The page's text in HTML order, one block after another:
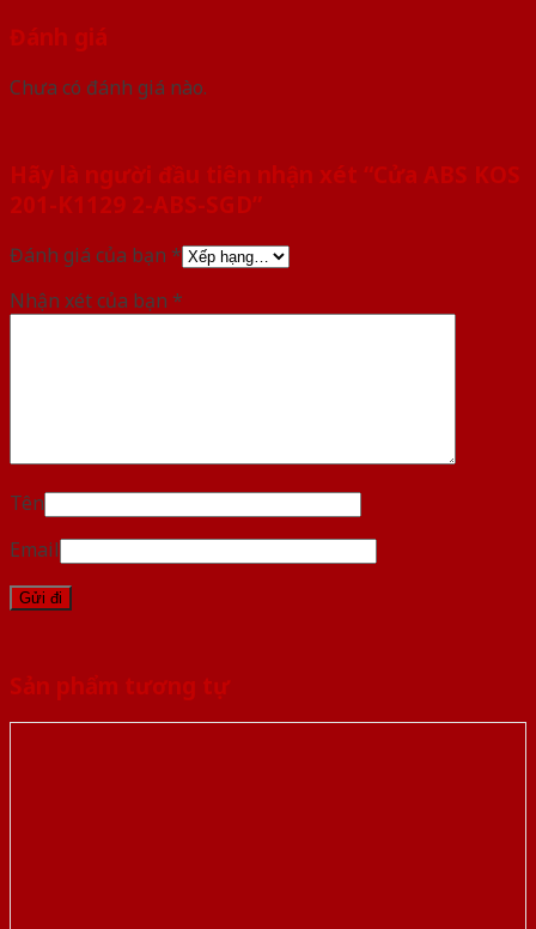
Đánh giá
Chưa có đánh giá nào.
Hãy là người đầu tiên nhận xét “Cửa ABS KOS
201-K1129 2-ABS-SGD”
Đánh giá của bạn *
Nhận xét của bạn *
Tên
Email
Sản phẩm tương tự